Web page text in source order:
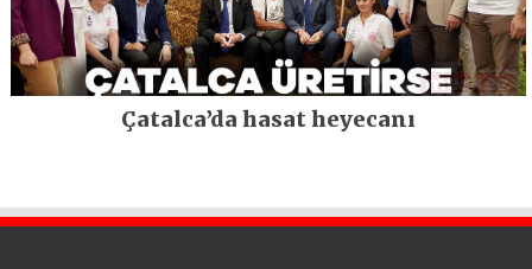
Çatalca’da hasat heyecanı